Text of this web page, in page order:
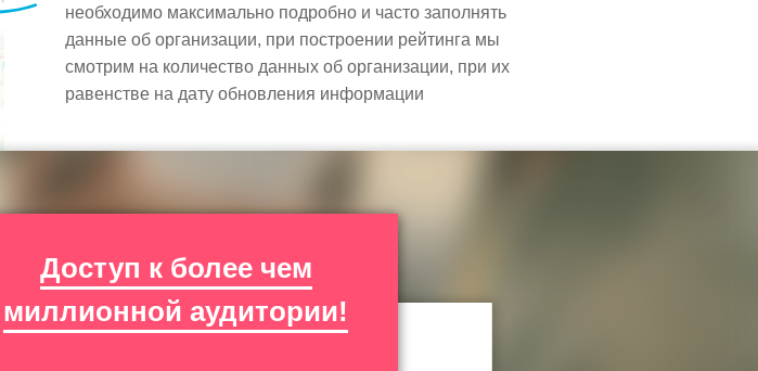
необходимо максимально подробно и часто заполнять
данные об организации, при построении рейтинга мы
смотрим на количество данных об организации, при их
равенстве на дату обновления информации
Доступ к более чем
миллионной аудитории!